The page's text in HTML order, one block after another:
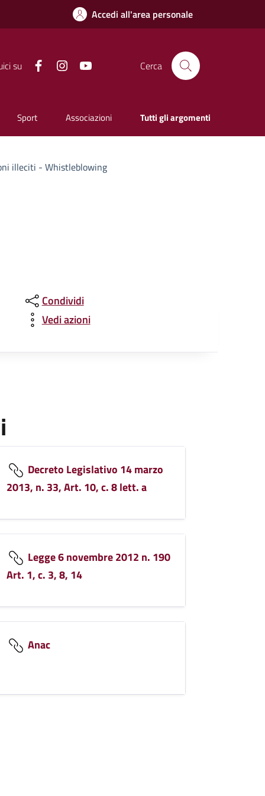
Accedi all'area personale
su Facebook Instagram Cerca
Sport Associazioni Tutti gli argomenti
illeciti - Whistleblowing
Condividi
Vedi azioni
Decreto Legislativo 14 marzo
2013, n. 33, Art. 10, c. 8 lett. a
Legge 6 novembre 2012 n. 190
Art. 1, c. 3, 8, 14
Anac